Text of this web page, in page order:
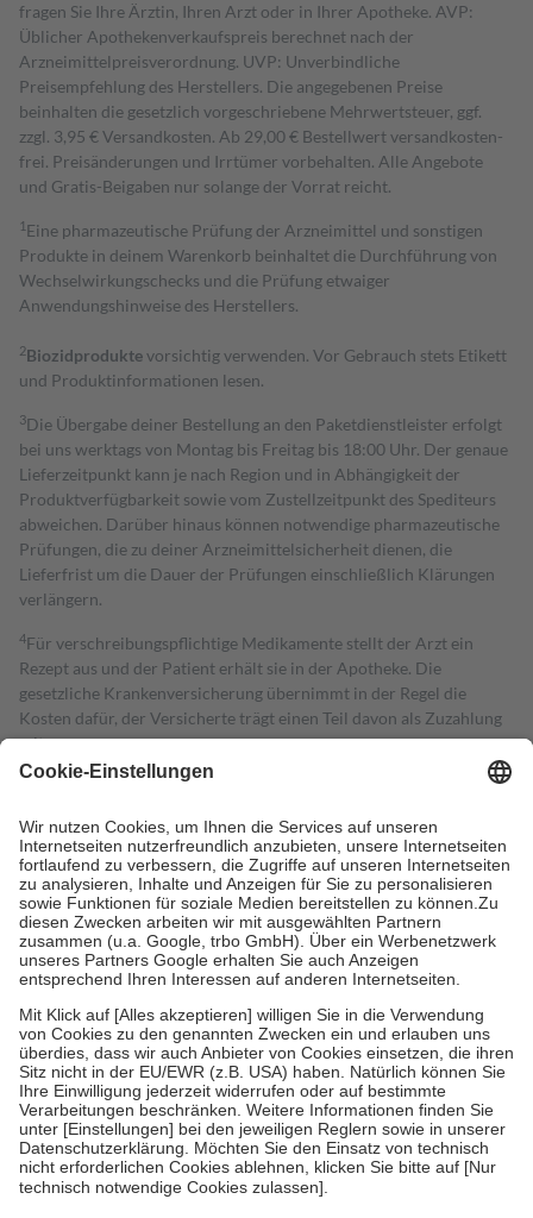
fragen Sie Ihre Ärztin, Ihren Arzt oder in Ihrer Apotheke. AVP:
Üblicher Apothekenverkaufspreis berechnet nach der
Arzneimittelpreisverordnung. UVP: Unverbindliche
Preisempfehlung des Herstellers. Die angegebenen Preise
beinhalten die gesetzlich vorgeschriebene Mehrwertsteuer, ggf.
zzgl. 3,95 € Versandkosten. Ab 29,00 € Bestell­wert versand­kosten­
frei. Preisänderungen und Irrtümer vorbehalten. Alle Angebote
und Gratis-Beigaben nur solange der Vorrat reicht.
1 Eine pharmazeutische Prüfung der Arzneimittel und sonstigen
Produkte in deinem Warenkorb beinhaltet die Durchführung von
Wechselwirkungschecks und die Prüfung etwaiger
Anwendungshinweise des Herstellers.
2Biozidproduktevorsichtig verwenden. Vor Gebrauch stets Etikett
und Produktinformationen lesen.
3Die Übergabe deiner Bestellung an den Paketdienstleister erfolgt
bei uns werktags von Montag bis Freitag bis 18:00 Uhr. Der genaue
Lieferzeitpunkt kann je nach Region und in Abhängigkeit der
Produktverfügbarkeit sowie vom Zustellzeitpunkt des Spediteurs
abweichen. Darüber hinaus können notwendige pharmazeutische
Prüfungen, die zu deiner Arzneimittelsicherheit dienen, die
Lieferfrist um die Dauer der Prüfungen einschließlich Klärungen
verlängern.
4Für verschreibungspflichtige Medikamente stellt der Arzt ein
Rezept aus und der Patient erhält sie in der Apotheke. Die
gesetzliche Krankenversicherung übernimmt in der Regel die
Kosten dafür, der Versicherte trägt einen Teil davon als Zuzahlung
mit.
Grundsätzlich leisten Mitglieder Zuzahlungen in Höhe von zehn
höchstens zehn Euro.
Es sind jedoch nie mehr als die tatsächlichen
Kosten der Leistung zu entrichten.
Diese Regeln gelten grundsätzlich auch für Online-Apotheken.
Bei Heilmitteln und häuslicher Krankenpflege beträgt die
Zuzahlung zehn Prozent der Kosten sowie zehn Euro je
Verordnung.
Um das Engagement der Versicherten für ihre eigene Gesundheit zu
stärken und die besondere Stellung der Familie zu unterstützen,
fallenkeine Zuzahlungenan bei:
• Kindern und Jugendlichen bis zum vollendeten 18. Lebensjahr
mit Ausnahme der Fahrkosten
• Untersuchungen zur Vorsorge und Früherkennung, die von der
GKV getragen werden
• empfohlenen Schutzimpfungen
• Harn- und Blutteststreifen